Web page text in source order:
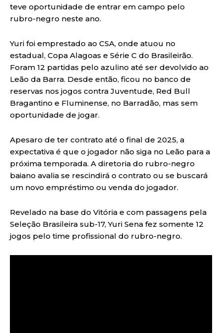
teve oportunidade de entrar em campo pelo
rubro-negro neste ano.
Yuri foi emprestado ao CSA, onde atuou no
estadual, Copa Alagoas e Série C do Brasileirão.
Foram 12 partidas pelo azulino até ser devolvido ao
Leão da Barra. Desde então, ficou no banco de
reservas nos jogos contra Juventude, Red Bull
Bragantino e Fluminense, no Barradão, mas sem
oportunidade de jogar.
Apesaro de ter contrato até o final de 2025, a
expectativa é que o jogador não siga no Leão para a
próxima temporada. A diretoria do rubro-negro
baiano avalia se rescindirá o contrato ou se buscará
um novo empréstimo ou venda do jogador.
Revelado na base do Vitória e com passagens pela
Seleção Brasileira sub-17, Yuri Sena fez somente 12
jogos pelo time profissional do rubro-negro.